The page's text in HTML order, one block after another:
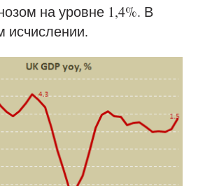
на уровне 1,4%. В
исчислении.